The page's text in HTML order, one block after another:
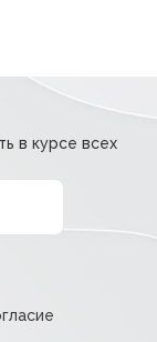
в курсе всех